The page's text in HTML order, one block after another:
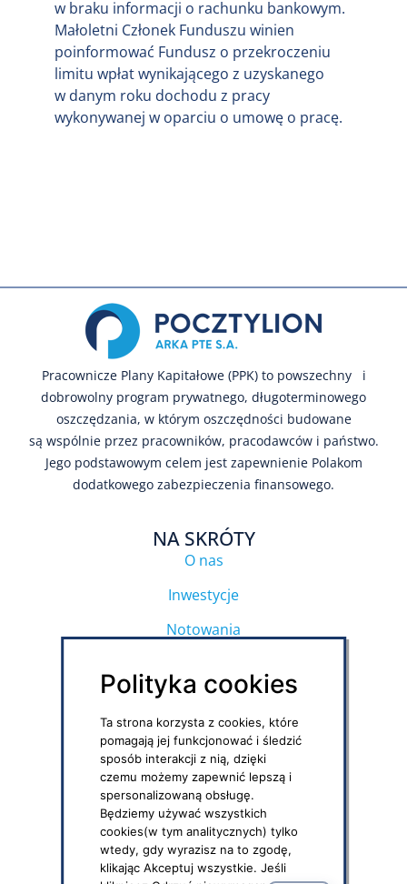
w braku informacji o rachunku bankowym.
Małoletni Członek Funduszu winien
poinformować Fundusz o przekroczeniu
limitu wpłat wynikającego z uzyskanego
w danym roku dochodu z pracy
wykonywanej w oparciu o umowę o pracę.
Pracownicze Plany Kapitałowe (PPK) to powszechny i
dobrowolny program prywatnego, długoterminowego
oszczędzania, w którym oszczędności budowane
są wspólnie przez pracowników, pracodawców i państwo.
Jego podstawowym celem jest zapewnienie Polakom
dodatkowego zabezpieczenia finansowego.
NA SKRÓTY
O nas
Inwestycje
Notowania
Polityka prywatności
Polityka social media
DOKUMENTY DO POBRANIA
PPK – formularze i druki
IKZE – umowy, formularze
OFE – niezbędne dokumenty
Polityka cookies
Ta strona korzysta z cookies, które
pomagają jej funkcjonować i śledzić
sposób interakcji z nią, dzięki
czemu możemy zapewnić lepszą i
spersonalizowaną obsługę.
Będziemy używać wszystkich
cookies(w tym analitycznych) tylko
wtedy, gdy wyrazisz na to zgodę,
klikając Akceptuj wszystkie. Jeśli